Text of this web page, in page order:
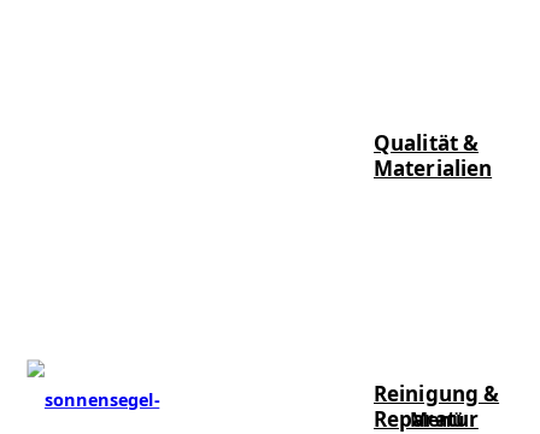
Menü
Qualität &
Materialien
Reinigung &
Reparatur